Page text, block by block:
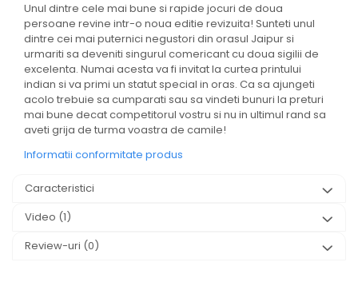
Unul dintre cele mai bune si rapide jocuri de doua
persoane revine intr-o noua editie revizuita! Sunteti unul
dintre cei mai puternici negustori din orasul Jaipur si
urmariti sa deveniti singurul comericant cu doua sigilii de
excelenta. Numai acesta va fi invitat la curtea printului
indian si va primi un statut special in oras. Ca sa ajungeti
acolo trebuie sa cumparati sau sa vindeti bunuri la preturi
mai bune decat competitorul vostru si nu in ultimul rand sa
aveti grija de turma voastra de camile!
Informatii conformitate produs
Caracteristici
Video (1)
Review-uri (0)